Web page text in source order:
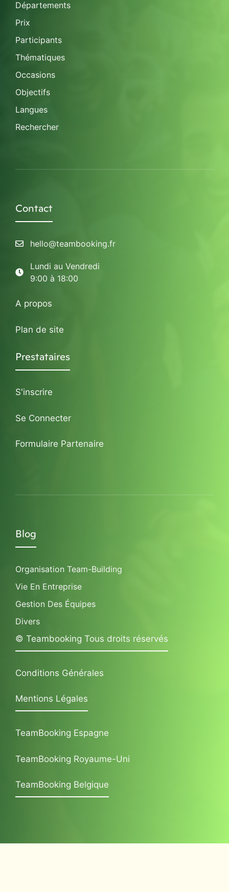
Départements
Prix
Participants
Thématiques
Occasions
Objectifs
Langues
Rechercher
Contact
hello@teambooking.fr
Lundi au Vendredi
9:00 à 18:00
A propos
Plan de site
Prestataires
S'inscrire
Se Connecter
Formulaire Partenaire
Blog
Organisation Team-Building
Vie En Entreprise
Gestion Des Équipes
Divers
© Teambooking Tous droits réservés
Conditions Générales
Mentions Légales
TeamBooking Espagne
TeamBooking Royaume-Uni
TeamBooking Belgique